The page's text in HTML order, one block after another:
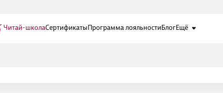
Читай-школаСертификатыПрограмма лояльностиБлогЕщё